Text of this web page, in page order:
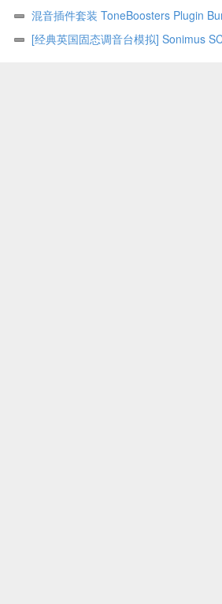
混音插件套装 ToneBoosters Plugin
本 [经典英国固态调音台模拟] Sonimus